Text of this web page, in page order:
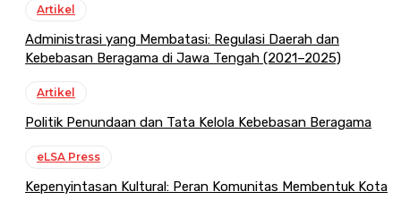
Artikel
Administrasi yang Membatasi: Regulasi Daerah dan
Kebebasan Beragama di Jawa Tengah (2021–2025)
Artikel
Politik Penundaan dan Tata Kelola Kebebasan Beragama
eLSA Press
Kepenyintasan Kultural: Peran Komunitas Membentuk Kota